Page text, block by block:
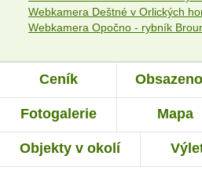
Webkamera Deštné v Orlických
Webkamera Opočno - rybník
Ceník
Fotogalerie Mapa
Objekty v okolí